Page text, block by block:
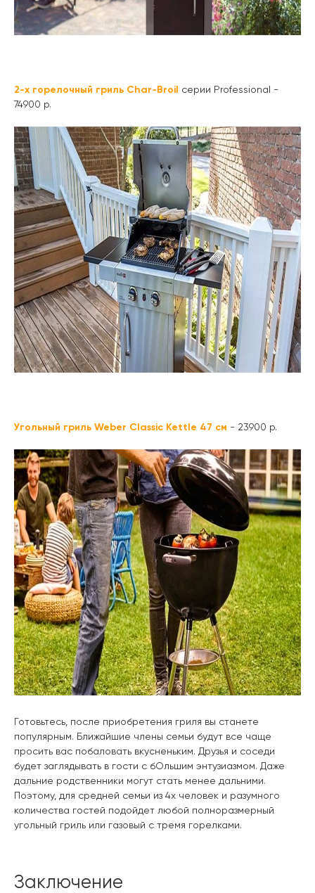
2-х горелочный гриль Char-Broil
серии Professional -
74900 р.
Угольный гриль Weber Classic Kettle 47 см - 23900 р.
Готовьтесь, после приобретения гриля вы станете
популярным. Ближайшие члены семьи будут все чаще
просить вас побаловать вкусненьким. Друзья и соседи
будет заглядывать в гости с бОльшим энтузиазмом. Даже
дальние родственники могут стать менее дальними.
Поэтому, для средней семьи из 4х человек и разумного
количества гостей подойдет любой полноразмерный
угольный гриль или газовый с тремя горелками.
Заключение